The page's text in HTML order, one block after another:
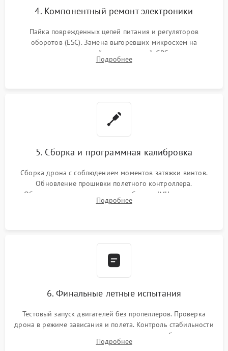
4. Компонентный ремонт электроники
Пайка поврежденных цепей питания и регуляторов
оборотов (ESC). Замена выгоревших микросхем на
материнской плате, модулей GPS
Подробнее
5. Сборка и программная калибровка
Сборка дрона с соблюдением моментов затяжки винтов.
Обновление прошивки полетного контроллера.
Обязательная программная калибровка IMU-сенсоров,
компаса, датчиков позиционирования и горизонта подвеса
Подробнее
6. Финальные летные испытания
Тестовый запуск двигателей без пропеллеров. Проверка
дрона в режиме зависания и полета. Контроль стабильности
удержания точки, качества передачи видео, работы системы
возврата домой (RTH) и дальности радиосвязи.
Подробнее